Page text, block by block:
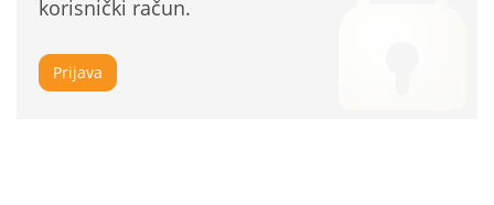
korisnički račun.
Prijava